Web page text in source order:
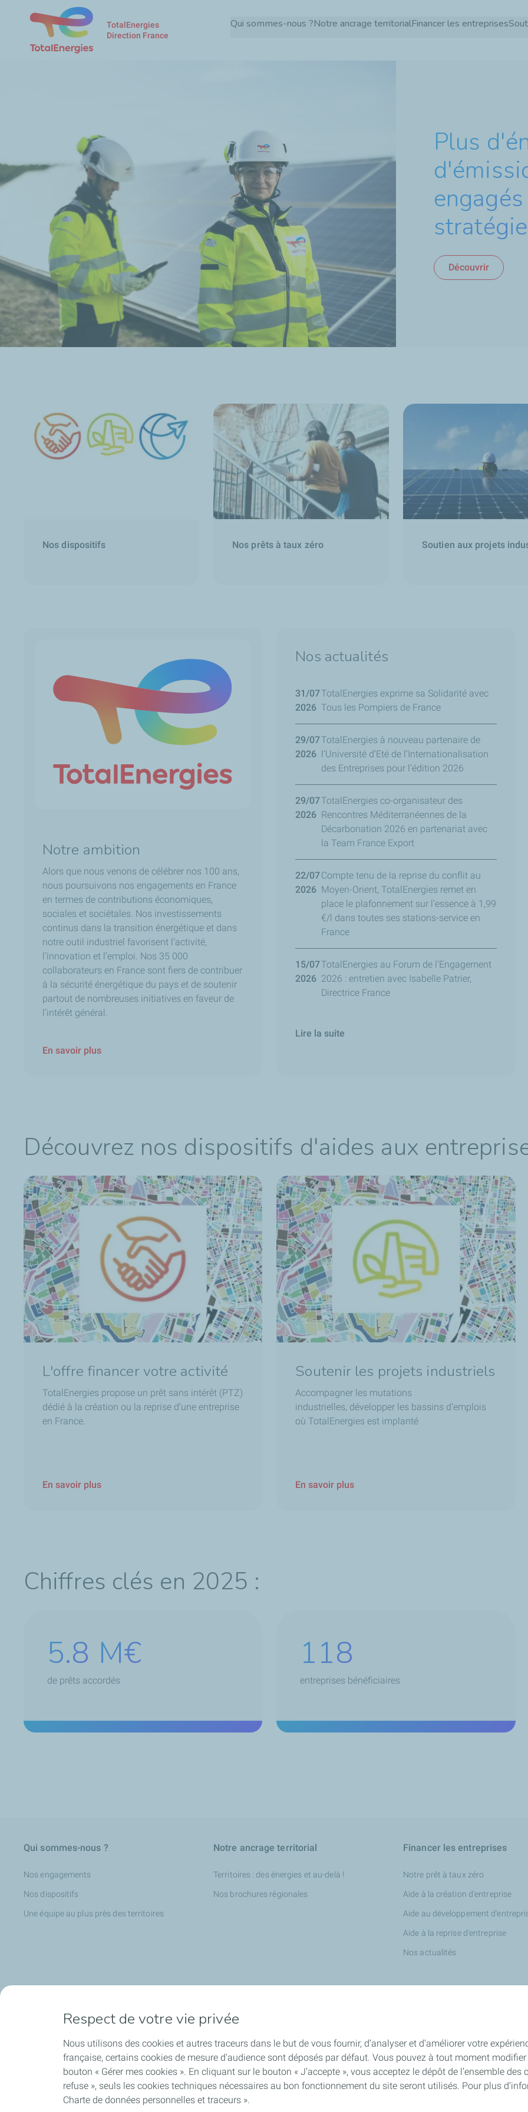
Aller
TotalEnergies
Direction France
Qui sommes-nous ?Notre ancrage territorialFinancer les entreprises
Plus
Découvrir
Nos dispositifs Nos prêts à taux zéro Soutien aux projets
Notre ambition
Alors que nous venons de célébrer nos 100 ans,
nous poursuivons nos engagements en France
en termes de contributions économiques,
sociales et sociétales. Nos investissements
continus dans la transition énergétique et dans
notre outil industriel favorisent l’activité,
l’innovation et l’emploi. Nos 35 000
collaborateurs en France sont fiers de contribuer
à la sécurité énergétique du pays et de soutenir
partout de nombreuses initiatives en faveur de
l’intérêt général.
En savoir plus
Nos actualités
31/07
2026
TotalEnergies exprime sa Solidarité avec
Tous les Pompiers de France
29/07
2026
TotalEnergies à nouveau partenaire de
l’Université d’Eté de l’Internationalisation
des Entreprises pour l’édition 2026
29/07
2026
TotalEnergies co-organisateur des
Rencontres Méditerranéennes de la
Décarbonation 2026 en partenariat avec
la Team France Export
22/07
2026
Compte tenu de la reprise du conflit au
Moyen-Orient, TotalEnergies remet en
place le plafonnement sur l'essence à 1,99
€/l dans toutes ses stations-service en
France
15/07
2026
TotalEnergies au Forum de l’Engagement
2026 : entretien avec Isabelle Patrier,
Directrice France
Lire la suite
Découvrez nos dispositifs d'aides aux
L'offre financer votre activité
TotalEnergies propose un prêt sans intérêt (PTZ)
dédié à la création ou la reprise d’une entreprise
en France.
En savoir plus
Soutenir les projets industriels
Accompagner les mutations
industrielles, développer les bassins d’emplois
où TotalEnergies est implanté
En savoir plus
Chiffres clés en 2025 :
5.8 M€
de prêts accordés
166
entreprises bénéficiaires
Qui sommes-nous ?
Nos engagements
Nos dispositifs
Une équipe au plus près des territoires
Notre ancrage territorial
Territoires : des énergies et au-delà !
Nos brochures régionales
Financer les entreprises
Notre prêt à taux zéro
Aide à la création d'entreprise
Aide au développement
Aide à la reprise d'entreprise
Nos actualités
Accompagner à l'international
Accompagnement international des PME
L'aide au développement international
Hébergement V.I.E ou salarié de PME à
Nos actualités
Nos articles
Nos communiqués de presse
Respect de votre vie privée
Nous utilisons des cookies et autres traceurs dans le but de vous fournir, d’analyser et d’améliorer votre
française, certains cookies de mesure d'audience sont déposés par défaut. Vous pouvez à tout moment
bouton « Gérer mes cookies ». En cliquant sur le bouton « J’accepte », vous acceptez le dépôt de l’ensemble
refuse », seuls les cookies techniques nécessaires au bon fonctionnement du site seront utilisés. Pour plus
Charte de données personnelles et traceurs ».